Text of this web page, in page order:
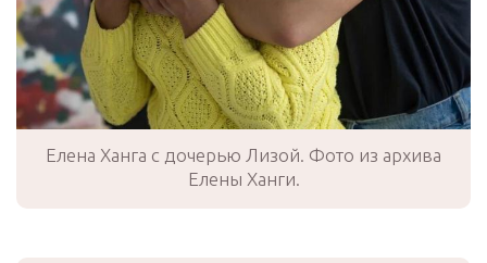
Елена Ханга с дочерью Лизой. Фото из архива
Елены Ханги.